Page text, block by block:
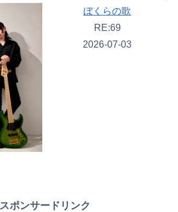
ぼくらの歌
RE:69
2026-07-03
スポンサードリンク